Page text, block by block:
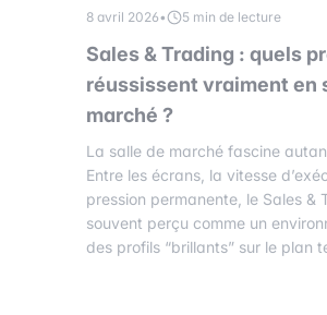
8 avril 2026• 5 min de lecture
Sales & Trading : quels
réussissent vraiment en
marché ?
La salle de marché fascine
Entre les écrans, la vitesse
pression permanente, le Sales &
souvent perçu comme un
des profils “brillants” sur le plan